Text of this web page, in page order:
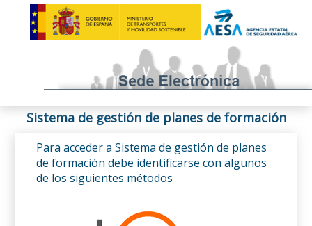
Sistema de gestión de planes de formación
Para acceder a Sistema de gestión de planes
de formación debe identificarse con algunos
de los siguientes métodos